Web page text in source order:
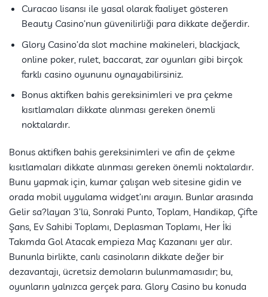
Curacao lisansı ile yasal olarak faaliyet gösteren
Beauty Casino’nun güvenilirliği para dikkate değerdir.
Glory Casino’da slot machine makineleri, blackjack,
online poker, rulet, baccarat, zar oyunları gibi birçok
farklı casino oyununu oynayabilirsiniz.
Bonus aktifken bahis gereksinimleri ve pra çekme
kısıtlamaları dikkate alınması gereken önemli
noktalardır.
Bonus aktifken bahis gereksinimleri ve afin de çekme
kısıtlamaları dikkate alınması gereken önemli noktalardır.
Bunu yapmak için, kumar çalışan web sitesine gidin ve
orada mobil uygulama widget’ını arayın. Bunlar arasında
Gelir sa?layan 3’lü, Sonraki Punto, Toplam, Handikap, Çifte
Şans, Ev Sahibi Toplamı, Deplasman Toplamı, Her İki
Takımda Gol Atacak empieza Maç Kazananı yer alır.
Bununla birlikte, canlı casinoların dikkate değer bir
dezavantajı, ücretsiz demoların bulunmamasıdır; bu,
oyunların yalnızca gerçek para. Glory Casino bu konuda